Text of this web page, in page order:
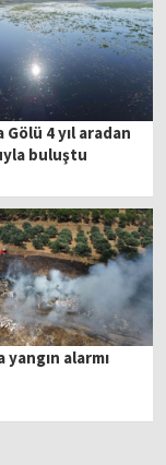
Gölü 4 yıl aradan
buluştu
yangın alarmı